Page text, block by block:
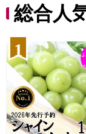
総合人
1